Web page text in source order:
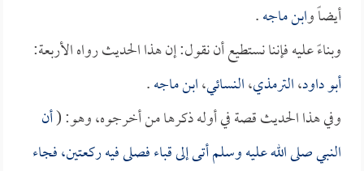
أيضاً وابن ماجه.
وبناءً عليه فإننا نستطيع أن نقول: إن هذا الحديث رواه الأربعة:
أبو داود،الترمذي،النسائي،ابن ماجه.
وفي هذا الحديث قصة في أوله ذكرها من أخرجوه، وهو: (أن
النبي صلى الله عليه وسلم أتى إلى قباء فصلى فيه ركعتين، فجاء